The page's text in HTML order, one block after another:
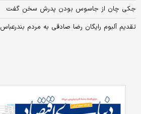
جکی چان از جاسوس بودن پدرش سخن گفت
تقدیم آلبوم رایگان رضا صادقی به مردم بندرعباس